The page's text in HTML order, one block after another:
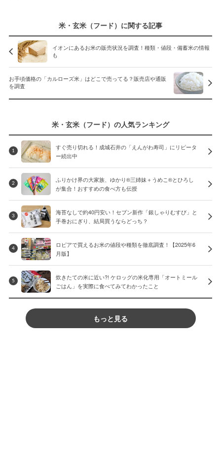
米・玄米（フード）に関する記事
イオンにあるお米の販売状況を調査！種類・値段・備蓄米の情報
も
お手頃価格の「カルローズ米」はどこで売ってる？販売店や通販
を調査
米・玄米（フード）の人気ランキング
1
すぐ売り切れる！成城石井の「えんがわ寿司」にリピータ
ー続出中
2
ふりかけ界の大家族、ゆかり®三姉妹＋うめこ®とひろし
が集合！おすすめの食べ方も伝授
3
海苔なしで約40円安い！セブン新作「銀しゃりむすび」と
手巻おにぎり、結局買うならどっち？
4
ロピアで買えるお米の値段や種類を徹底調査！【2025年6
月版】
5
炊きたての米に近い?! ケロッグの米化専用「オートミール
ごはん」を実際に食べてみてわかったこと
もっと見る